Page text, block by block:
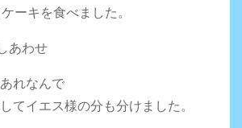
ーキを食べました。
あわせ
れなんで
てイエス様の分も分けました。